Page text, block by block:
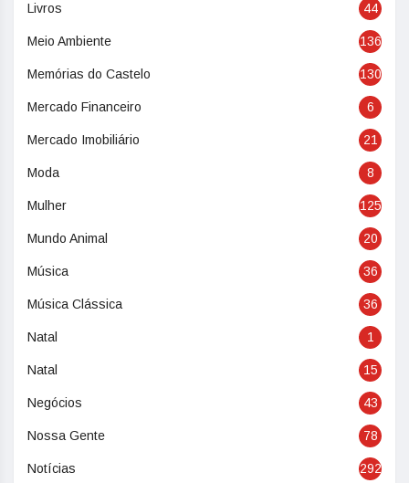
Livros 44
Meio Ambiente 136
Memórias do Castelo 130
Mercado Financeiro 6
Mercado Imobiliário 21
Moda 8
Mulher 125
Mundo Animal 20
Música 36
Música Clássica 36
Natal 1
Natal 15
Negócios 43
Nossa Gente 78
Notícias 292